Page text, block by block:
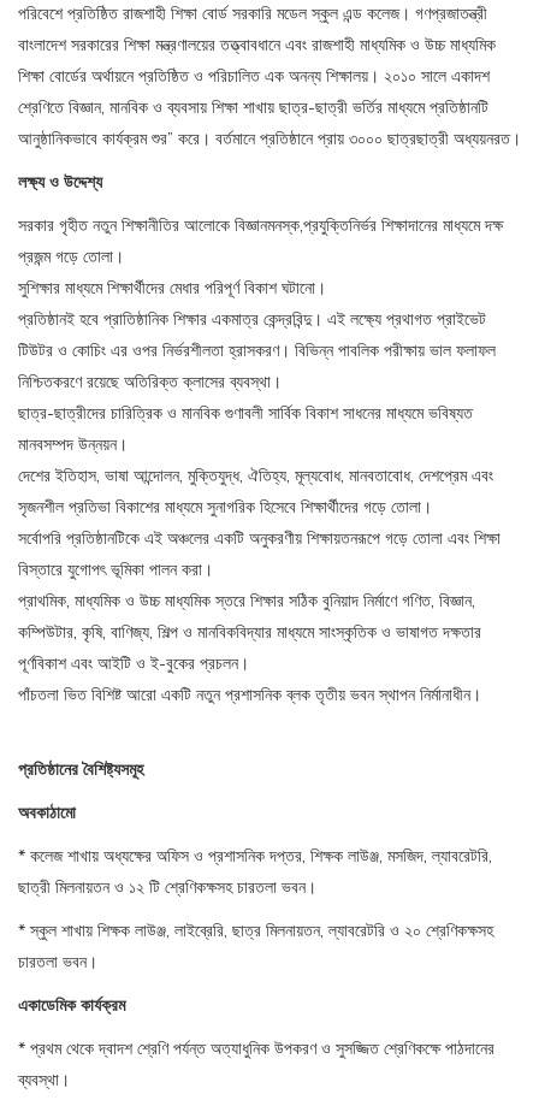
পরিবেশে প্রতিষ্ঠিত রাজশাহী শিক্ষা বোর্ড সরকারি মডেল স্কুল এন্ড কলেজ। গণপ্রজাতন্ত্রী
বাংলাদেশ সরকারের শিক্ষা মন্ত্রণালয়ের তত্ত্বাবধানে এবং রাজশাহী মাধ্যমিক ও উচ্চ মাধ্যমিক
শিক্ষা বোর্ডের অর্থায়নে প্রতিষ্ঠিত ও পরিচালিত এক অনন্য শিক্ষালয়। ২০১০ সালে একাদশ
শ্রেণিতে বিজ্ঞান, মানবিক ও ব্যবসায় শিক্ষা শাখায় ছাত্র-ছাত্রী ভর্তির মাধ্যমে প্রতিষ্ঠানটি
আনুষ্ঠানিকভাবে কার্যক্রম শুর” করে। বর্তমানে প্রতিষ্ঠানে প্রায় ৩০০০ ছাত্রছাত্রী অধ্যয়নরত।
লক্ষ্য ও উদ্দেশ্য
সরকার গৃহীত নতুন শিক্ষানীতির আলোকে বিজ্ঞানমনস্ক,প্রযুক্তিনির্ভর শিক্ষাদানের মাধ্যমে দক্ষ
প্রজন্ম গড়ে তোলা।
সুশিক্ষার মাধ্যমে শিক্ষার্থীদের মেধার পরিপূর্ণ বিকাশ ঘটানো।
প্রতিষ্ঠানই হবে প্রাতিষ্ঠানিক শিক্ষার একমাত্র কেন্দ্রবিন্দু। এই লক্ষ্যে প্রথাগত প্রাইভেট
টিউটর ও কোচিং এর ওপর নির্ভরশীলতা হ্রাসকরণ। বিভিন্ন পাবলিক পরীক্ষায় ভাল ফলাফল
নিশ্চিতকরণে রয়েছে অতিরিক্ত ক্লাসের ব্যবস্থা।
ছাত্র-ছাত্রীদের চারিত্রিক ও মানবিক গুণাবলী সার্বিক বিকাশ সাধনের মাধ্যমে ভবিষ্যত
মানবসম্পদ উন্নয়ন।
দেশের ইতিহাস, ভাষা আন্দোলন, মুক্তিযুদ্ধ, ঐতিহ্য, মূল্যবোধ, মানবতাবোধ, দেশপ্রেম এবং
সৃজনশীল প্রতিভা বিকাশের মাধ্যমে সুনাগরিক হিসেবে শিক্ষার্থীদের গড়ে তোলা।
সর্বোপরি প্রতিষ্ঠানটিকে এই অঞ্চলের একটি অনুকরণীয় শিক্ষায়তনরূপে গড়ে তোলা এবং শিক্ষা
বিস্তারে যুগোপৎ ভূমিকা পালন করা।
প্রাথমিক, মাধ্যমিক ও উচ্চ মাধ্যমিক স্তরে শিক্ষার সঠিক বুনিয়াদ নির্মাণে গণিত, বিজ্ঞান,
কম্পিউটার, কৃষি, বাণিজ্য, শিল্প ও মানবিকবিদ্যার মাধ্যমে সাংস্কৃতিক ও ভাষাগত দক্ষতার
পূর্ণবিকাশ এবং আইটি ও ই-বুকের প্রচলন।
পাঁচতলা ভিত বিশিষ্ট আরো একটি নতুন প্রশাসনিক ব্লক তৃতীয় ভবন স্থাপন নির্মানাধীন।
প্রতিষ্ঠানের বৈশিষ্ট্যসমূহ
অবকাঠামো
* কলেজ শাখায় অধ্যক্ষের অফিস ও প্রশাসনিক দপ্তর, শিক্ষক লাউঞ্জ, মসজিদ, ল্যাবরেটরি,
ছাত্রী মিলনায়তন ও ১২ টি শ্রেণিকক্ষসহ চারতলা ভবন।
* স্কুল শাখায় শিক্ষক লাউঞ্জ, লাইব্রেরি, ছাত্র মিলনায়তন, ল্যাবরেটরি ও ২০ শ্রেণিকক্ষসহ
চারতলা ভবন।
একাডেমিককার্যক্রম
* প্রথম থেকে দ্বাদশ শ্রেণি পর্যন্ত অত্যাধুনিক উপকরণ ও সুসজ্জিত শ্রেণিকক্ষে পাঠদানের
ব্যবস্থা।